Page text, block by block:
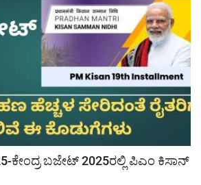
ಕೇಂದ್ರ ಬಜೇಟ್ 2025ರಲ್ಲಿ ಪಿಎಂ ಕಿಸಾನ್